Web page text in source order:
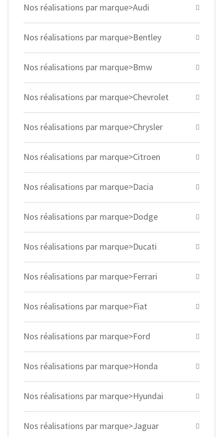
Nos réalisations par marque>Audi
Nos réalisations par marque>Bentley
Nos réalisations par marque>Bmw
Nos réalisations par marque>Chevrolet
Nos réalisations par marque>Chrysler
Nos réalisations par marque>Citroen
Nos réalisations par marque>Dacia
Nos réalisations par marque>Dodge
Nos réalisations par marque>Ducati
Nos réalisations par marque>Ferrari
Nos réalisations par marque>Fiat
Nos réalisations par marque>Ford
Nos réalisations par marque>Honda
Nos réalisations par marque>Hyundai
Nos réalisations par marque>Jaguar